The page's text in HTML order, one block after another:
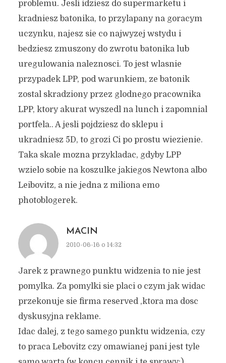
problemu. Jesli idziesz do supermarketu i
kradniesz batonika, to przylapany na goracym
uczynku, najesz sie co najwyzej wstydu i
bedziesz zmuszony do zwrotu batonika lub
uregulowania naleznosci. To jest wlasnie
przypadek LPP, pod warunkiem, ze batonik
zostal skradziony przez glodnego pracownika
LPP, ktory akurat wyszedl na lunch i zapomnial
portfela.. A jesli pojdziesz do sklepu i
ukradniesz 5D, to grozi Ci po prostu wiezienie.
Taka skale mozna przykladac, gdyby LPP
wzielo sobie na koszulke jakiegos Newtona albo
Leibovitz, a nie jedna z miliona emo
photoblogerek.
MACIN
2010-06-16 o 14:32
Jarek z prawnego punktu widzenia to nie jest
pomylka. Za pomylki sie placi o czym jak widac
przekonuje sie firma reserved ,ktora ma dosc
dyskusyjna reklame.
Idac dalej, z tego samego punktu widzenia, czy
to praca Lebovitz czy omawianej pani jest tyle